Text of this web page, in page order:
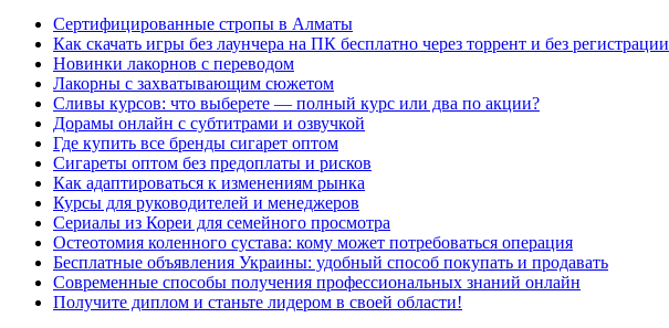
Сертифицированные стропы в Алматы
Как скачать игры без лаунчера на ПК бесплатно через торрент и без регистрации
Новинки лакорнов с переводом
Лакорны с захватывающим сюжетом
Сливы курсов: что выберете — полный курс или два по акции?
Дорамы онлайн с субтитрами и озвучкой
Где купить все бренды сигарет оптом
Сигареты оптом без предоплаты и рисков
Как адаптироваться к изменениям рынка
Курсы для руководителей и менеджеров
Сериалы из Кореи для семейного просмотра
Остеотомия коленного сустава: кому может потребоваться операция
Бесплатные объявления Украины: удобный способ покупать и продавать
Современные способы получения профессиональных знаний онлайн
Получите диплом и станьте лидером в своей области!